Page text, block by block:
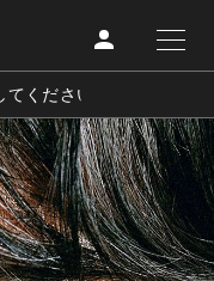
に生きるハイエンド
満載のメディア。
プレゼント